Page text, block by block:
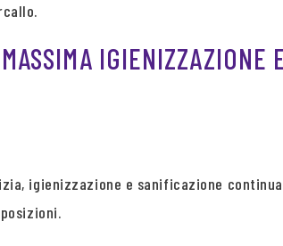
igienizzazione e sanificazione